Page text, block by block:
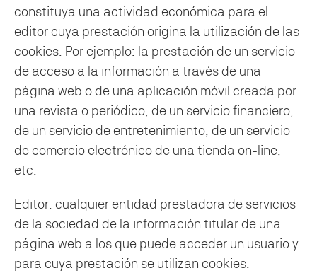
constituya una actividad económica para el
editor cuya prestación origina la utilización de las
cookies. Por ejemplo: la prestación de un servicio
de acceso a la información a través de una
página web o de una aplicación móvil creada por
una revista o periódico, de un servicio financiero,
de un servicio de entretenimiento, de un servicio
de comercio electrónico de una tienda on-line,
etc.
Editor: cualquier entidad prestadora de servicios
de la sociedad de la información titular de una
página web a los que puede acceder un usuario y
para cuya prestación se utilizan cookies.